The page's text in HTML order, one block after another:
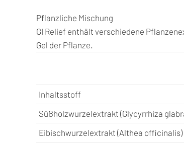
Pflanzliche Mischung
GI Relief enthält verschiedene
Gel der Pflanze.
Inhaltsstoff
Süßholzwurzelextrakt (Glycyrrhiza
Eibischwurzelextrakt (Althea officinalis)